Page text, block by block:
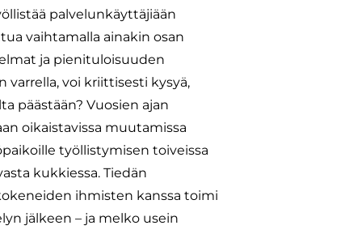
palvelunkäyttäjiään
vaihtamalla ainakin osan
ja pienituloisuuden
voi kriittisesti kysyä,
päästään? Vuosien ajan
oikaistavissa muutamissa
työllistymisen toiveissa
kukkiessa. Tiedän
ihmisten kanssa toimi
jälkeen – ja melko usein